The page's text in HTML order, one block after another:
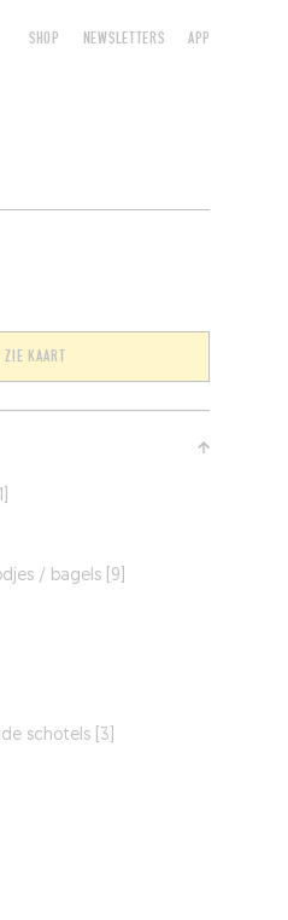
SHOP NEWSLETTERS APP
ZIE KAART
/ bagels [9]
schotels [3]